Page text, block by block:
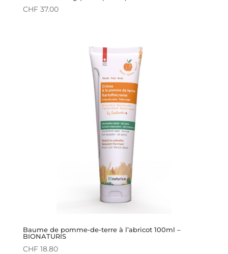
CHF37.00
Baume de pomme-de-terre à l’abricot 100ml –
BIONATURIS
CHF18.80